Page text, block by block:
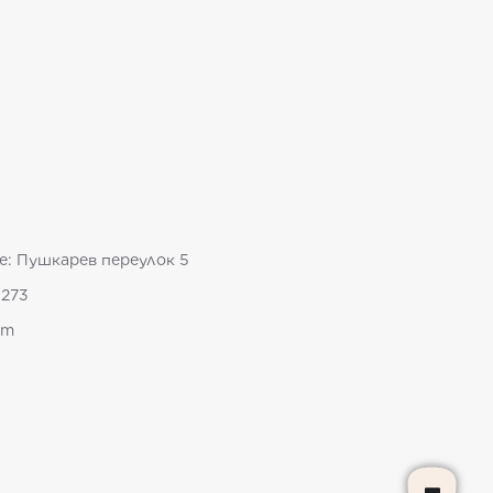
Пушкарев переулок 5